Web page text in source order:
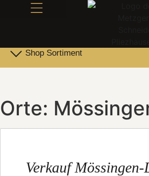
Shop Sortiment
Orte:
Verkauf Mössingen-